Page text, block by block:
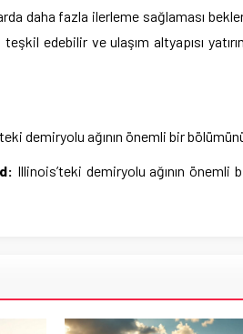
daha fazla ilerleme sağlaması
edebilir ve ulaşım altyapısı
demiryolu ağının önemli bir
Illinois’teki demiryolu ağının